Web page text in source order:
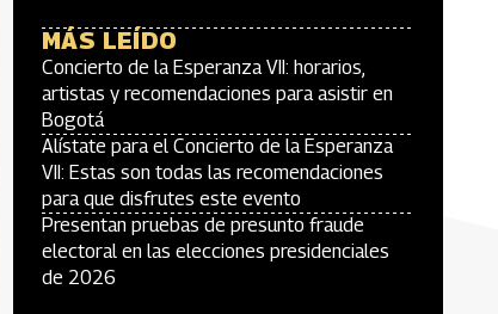
MÁS LEÍDO
Concierto de la Esperanza VII: horarios,
artistas y recomendaciones para asistir en
Bogotá
Alístate para el Concierto de la Esperanza
VII: Estas son todas las recomendaciones
para que disfrutes este evento
Presentan pruebas de presunto fraude
electoral en las elecciones presidenciales
de 2026